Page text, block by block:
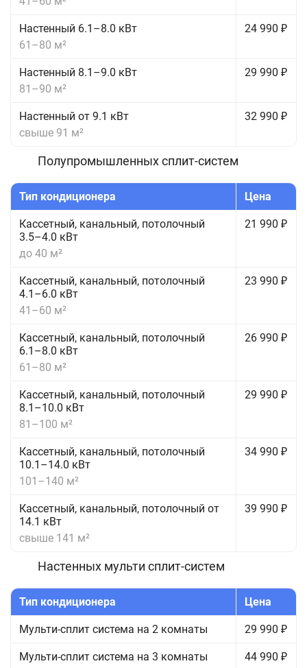
Настенный 6.1–8.0 кВт
61–80 м²
24 990 ₽
Настенный 8.1–9.0 кВт
81–90 м²
29 990 ₽
Настенный от 9.1 кВт
свыше 91 м²
32 990 ₽
Полупромышленных сплит-систем
Тип кондиционера Цена
Кассетный, канальный, потолочный
3.5–4.0 кВт
до 40 м²
21 990 ₽
Кассетный, канальный, потолочный
4.1–6.0 кВт
41–60 м²
23 990 ₽
Кассетный, канальный, потолочный
6.1–8.0 кВт
61–80 м²
26 990 ₽
Кассетный, канальный, потолочный
8.1–10.0 кВт
81–100 м²
29 990 ₽
Кассетный, канальный, потолочный
10.1–14.0 кВт
101–140 м²
34 990 ₽
Кассетный, канальный, потолочный от
14.1 кВт
свыше 141 м²
39 990 ₽
Настенных мульти сплит-систем
Тип кондиционера Цена
Мульти-сплит система на 2 комнаты 29 990 ₽
Мульти-сплит система на 3 комнаты 44 990 ₽